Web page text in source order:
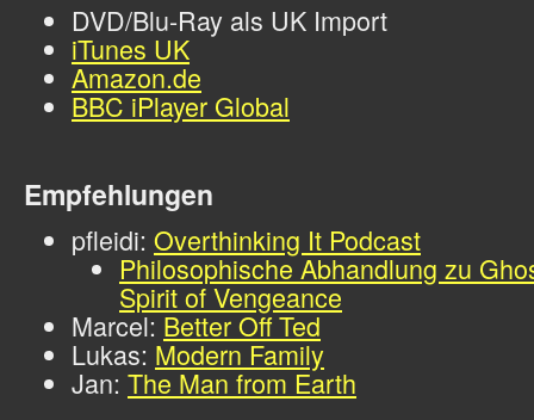
DVD/Blu-Ray als UK Import
iTunes UK
Amazon.de
BBC iPlayer Global
Empfehlungen
pfleidi: Overthinking It Podcast
Philosophische Abhandlung zu
Spirit of Vengeance
Marcel:Better Off Ted
Lukas: Modern Family
Jan: The Man from Earth